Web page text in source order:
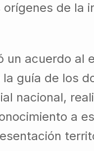
de la
un acuerdo
guía de los
nacional,
a